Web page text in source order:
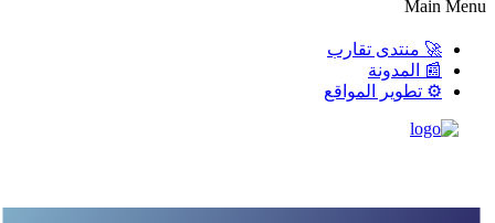
Main Menu
🚀 منتدى تقارب
📰 المدونة
⚙️ تطوير المواقع